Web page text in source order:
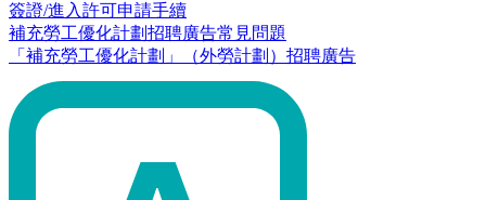
簽證/進入許可申請手續
補充勞工優化計劃招聘廣告常見問題
「補充勞工優化計劃」（外勞計劃）招聘廣告